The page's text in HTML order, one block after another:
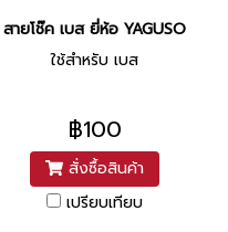
สายโช๊ค เบส ยี่ห้อ YAGUSO
ใช้สำหรับ เบส
฿100
สั่งซื้อสินค้า
เปรียบเทียบ